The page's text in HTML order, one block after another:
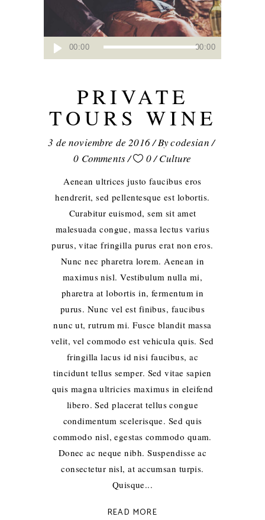
Reproductor
de
00:00 00:00
PRIVATE
TOURS WINE
3 de noviembre de 2016 Bycodesian
0 Comments
0 Culture
Aenean ultrices justo faucibus eros
hendrerit, sed pellentesque est lobortis.
Curabitur euismod, sem sit amet
malesuada congue, massa lectus varius
purus, vitae fringilla purus erat non eros.
Nunc nec pharetra lorem. Aenean in
maximus nisl. Vestibulum nulla mi,
pharetra at lobortis in, fermentum in
purus. Nunc vel est finibus, faucibus
nunc ut, rutrum mi. Fusce blandit massa
velit, vel commodo est vehicula quis. Sed
fringilla lacus id nisi faucibus, ac
tincidunt tellus semper. Sed vitae sapien
quis magna ultricies maximus in eleifend
libero. Sed placerat tellus congue
condimentum scelerisque. Sed quis
commodo nisl, egestas commodo quam.
Donec ac neque nibh. Suspendisse ac
consectetur nisl, at accumsan turpis.
Quisque
READ MORE